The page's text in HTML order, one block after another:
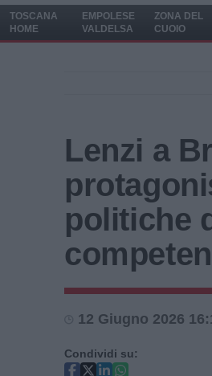
TOSCANA
HOME
EMPOLESE
VALDELSA
ZONA DEL
CUOIO
Lenzi a
politiche
12 Giugno 2026
Condividi su: